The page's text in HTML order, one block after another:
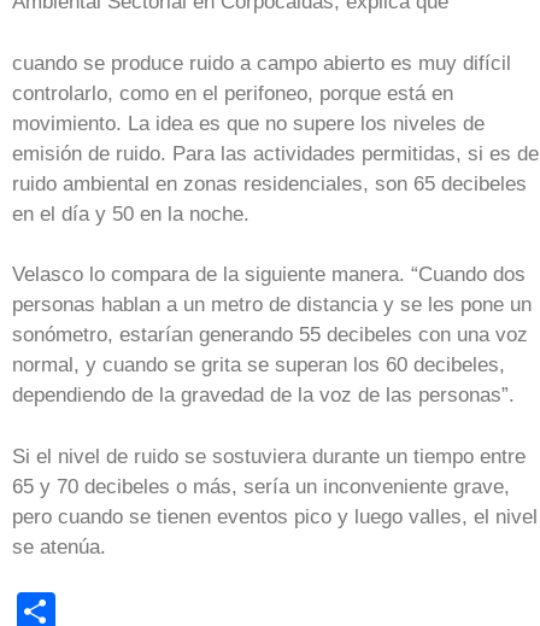
cuando se produce ruido a campo abierto es muy difícil
controlarlo, como en el perifoneo, porque está en
movimiento. La idea es que no supere los niveles de
emisión de ruido. Para las actividades permitidas, si es de
ruido ambiental en zonas residenciales, son 65 decibeles
en el día y 50 en la noche.
Velasco lo compara de la siguiente manera. “Cuando dos
personas hablan a un metro de distancia y se les pone un
sonómetro, estarían generando 55 decibeles con una voz
normal, y cuando se grita se superan los 60 decibeles,
dependiendo de la gravedad de la voz de las personas”.
Si el nivel de ruido se sostuviera durante un tiempo entre
65 y 70 decibeles o más, sería un inconveniente grave,
pero cuando se tienen eventos pico y luego valles, el nivel
se atenúa.